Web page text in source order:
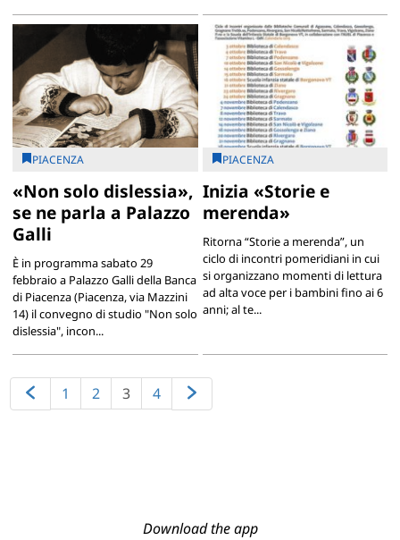
PIACENZA
«Non solo dislessia»,
se ne parla a Palazzo
Galli
È in programma sabato 29
febbraio a Palazzo Galli della Banca
di Piacenza (Piacenza, via Mazzini
14) il convegno di studio "Non solo
dislessia", incon...
PIACENZA
Inizia «Storie e
merenda»
Ritorna “Storie a merenda”, un
ciclo di incontri pomeridiani in cui
si organizzano momenti di lettura
ad alta voce per i bambini fino ai 6
anni; al te...
1 2 3 4
Download the app